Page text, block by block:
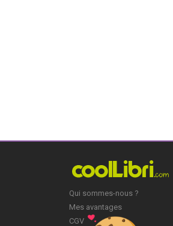
Qui sommes-nous ?
Mes avantages
CGV